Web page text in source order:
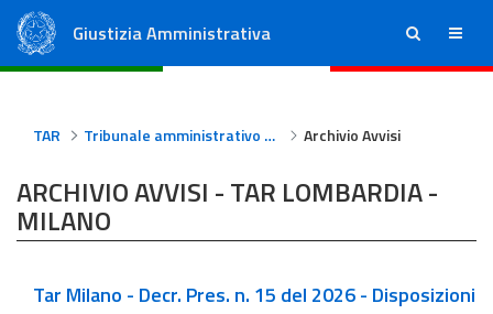
Giustizia Amministrativa ricerca menu
TAR Tribunale amministrativo regionale per la Lombardia - Milano Archivio Avvisi
ARCHIVIO AVVISI - TAR LOMBARDIA -
MILANO
Tar Milano - Decr. Pres. n. 15 del 2026 - Disposizioni